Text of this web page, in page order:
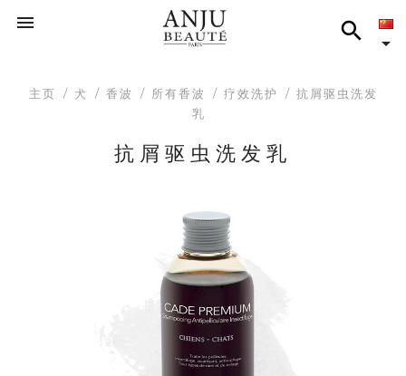



主页 犬 香波 所有香波 疗效洗护
抗屑驱虫洗发
乳
抗屑驱虫洗发乳